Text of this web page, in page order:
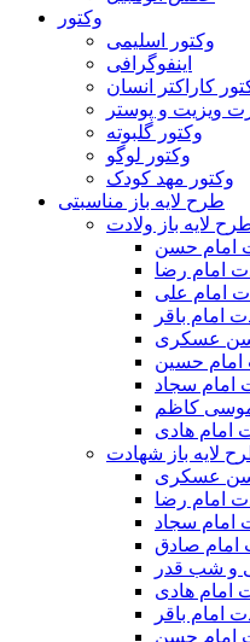
وکتور
وکتور اسلیمی
اینفوگرافی
کاراکتر انسان
ویزیت و پوستر
وکتور گلبوته
وکتور لوگو
وکتور مهد کودک
طرح لایه باز مناسبتی
لایه باز ولادت
امام حسن
امام رضا
امام علی
امام باقر
امام حسین
امام سجاد
موسی کاظم
امام هادی
لایه باز شهادت
عسکری
امام رضا
امام سجاد
امام صادق
و شب قدر
امام هادی
امام باقر
امام حسن